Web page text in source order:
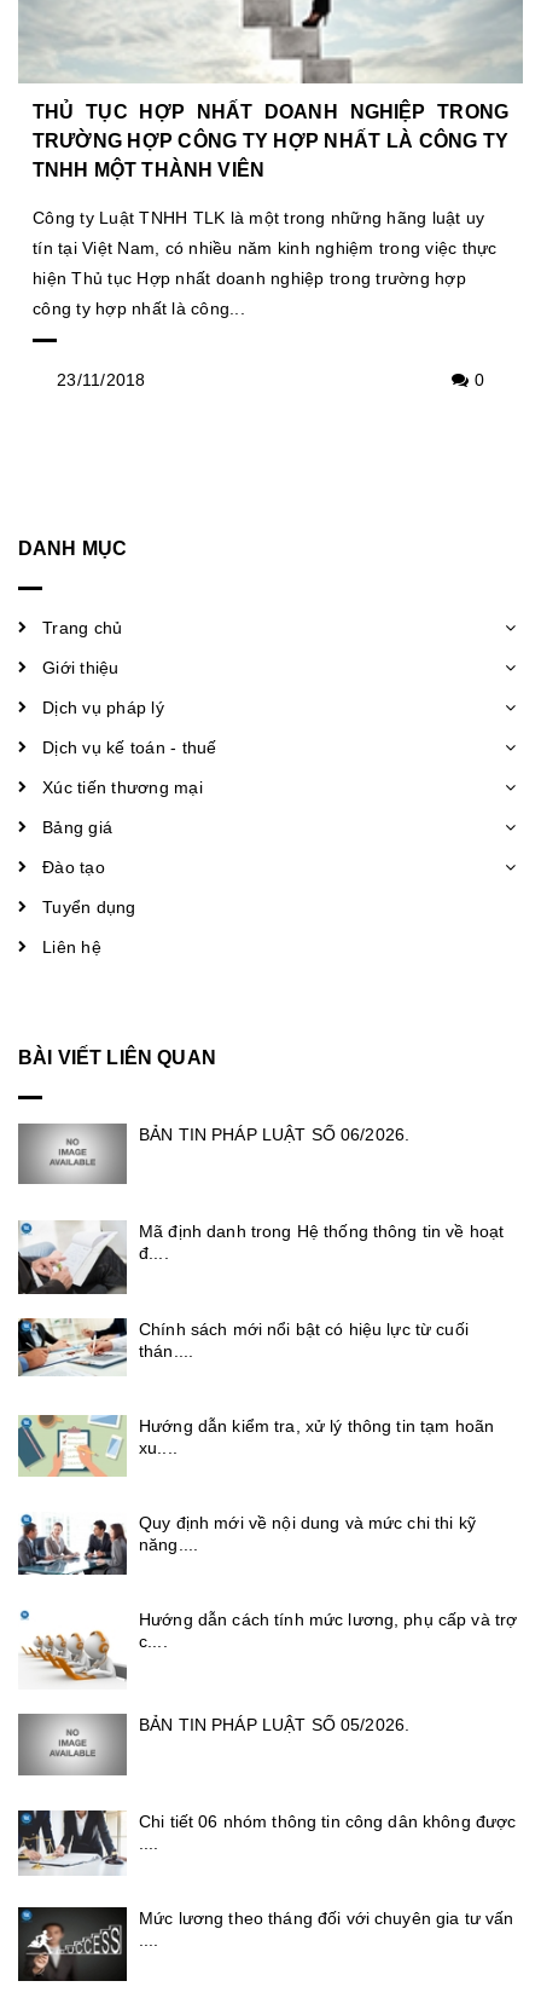
THỦ TỤC HỢP NHẤT DOANH NGHIỆP TRONG
TRƯỜNG HỢP CÔNG TY HỢP NHẤT LÀ CÔNG TY
TNHH MỘT THÀNH VIÊN
Công ty Luật TNHH TLK là một trong những hãng luật uy
tín tại Việt Nam, có nhiều năm kinh nghiệm trong việc thực
hiện Thủ tục Hợp nhất doanh nghiệp trong trường hợp
công ty hợp nhất là công...
23/11/2018 0
DANH MỤC
Trang chủ
Giới thiệu
Dịch vụ pháp lý
Dịch vụ kế toán - thuế
Xúc tiến thương mại
Bảng giá
Đào tạo
Tuyển dụng
Liên hệ
BÀI VIẾT LIÊN QUAN
BẢN TIN PHÁP LUẬT SỐ 06/2026.
Mã định danh trong Hệ thống thông tin về hoạt
đ....
Chính sách mới nổi bật có hiệu lực từ cuối
thán....
Hướng dẫn kiểm tra, xử lý thông tin tạm hoãn
xu....
Quy định mới về nội dung và mức chi thi kỹ
năng....
Hướng dẫn cách tính mức lương, phụ cấp và trợ
c....
BẢN TIN PHÁP LUẬT SỐ 05/2026.
Chi tiết 06 nhóm thông tin công dân không được
....
Mức lương theo tháng đối với chuyên gia tư vấn
....